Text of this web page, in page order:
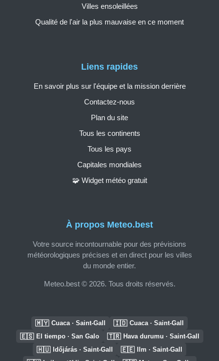
À propos Meteo.best
Votre source incontournable pour des prévisions
météorologiques précises et en direct pour les villes
du monde entier.
Meteo.best © 2026. Tous droits réservés.
Liens rapides
En savoir plus sur l'équipe et la mission derrière
Contactez-nous
Plan du site
Tous les continents
Tous les pays
Capitales mondiales
🧩 Widget météo gratuit
Villes ensoleillées
Qualité de l'air la plus mauvaise en ce moment
🇲🇾 Cuaca · Saint-Gall 🇮🇩 Cuaca · Saint-Gall
🇪🇸 El tiempo · San Galo 🇹🇷 Hava durumu · Saint-Gall
🇭🇺 Időjárás · Saint-Gall 🇪🇪 Ilm · Saint-Gall